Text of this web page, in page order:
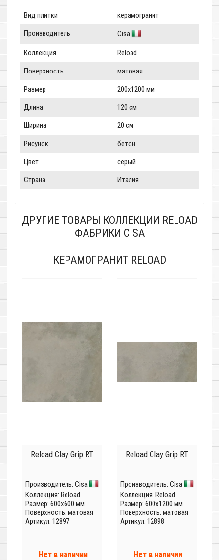
Вид плитки керамогранит
Производитель Cisa
Коллекция Reload
Поверхность матовая
Размер 200x1200 мм
Длина 120 см
Ширина 20 см
Рисунок бетон
Цвет серый
Страна Италия
ДРУГИЕ ТОВАРЫ КОЛЛЕКЦИИ RELOAD
ФАБРИКИ CISA
КЕРАМОГРАНИТ RELOAD
Reload Clay Grip RT
Производитель: Cisa
Коллекция: Reload
Размер: 600x600 мм
Поверхность: матовая
Артикул: 12897
Нет в наличии
Reload Clay Grip RT
Производитель: Cisa
Коллекция: Reload
Размер: 600x1200 мм
Поверхность: матовая
Артикул: 12898
Нет в наличии